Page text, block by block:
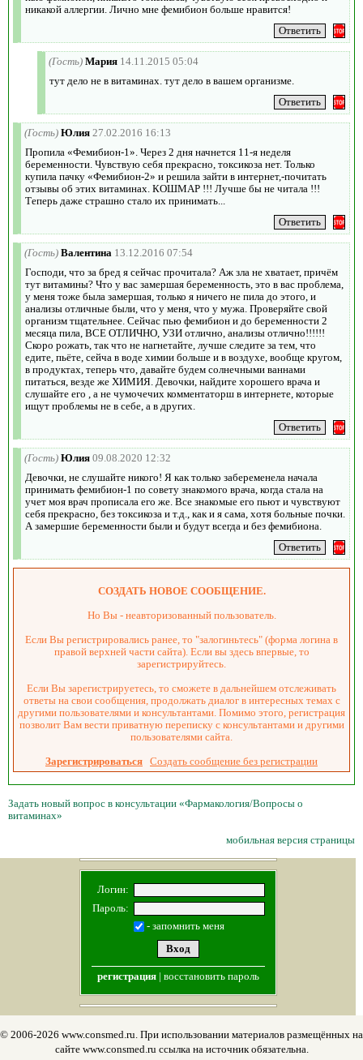
никакой аллергии. Лично мне фемибион больше нравится!
(Гость) Мария 14.11.2015 05:04
тут дело не в витаминах. тут дело в вашем организме.
(Гость) Юлия 27.02.2016 16:13
Пропила «Фемибион-1». Через 2 дня начнется 11-я неделя
беременности. Чувствую себя прекрасно, токсикоза нет. Только
купила пачку «Фемибион-2» и решила зайти в интернет,-почитать
отзывы об этих витаминах. КОШМАР !!! Лучше бы не читала !!!
Теперь даже страшно стало их принимать...
(Гость) Валентина 13.12.2016 07:54
Господи, что за бред я сейчас прочитала? Аж зла не хватает, причём
тут витамины? Что у вас замершая беременность, это в вас проблема,
у меня тоже была замершая, только я ничего не пила до этого, и
анализы отличные были, что у меня, что у мужа. Проверяйте свой
организм тщательнее. Сейчас пью фемибион и до беременности 2
месяца пила, ВСЕ ОТЛИЧНО, УЗИ отлично, анализы отлично!!!!!!
Скоро рожать, так что не нагнетайте, лучше следите за тем, что
едите, пьёте, сейча в воде химии больше и в воздухе, вообще кругом,
в продуктах, теперь что, давайте будем солнечными ваннами
питаться, везде же ХИМИЯ. Девочки, найдите хорошего врача и
слушайте его , а не чумочечих комментаторш в интернете, которые
ищут проблемы не в себе, а в других.
(Гость) Юлия 09.08.2020 12:32
Девочки, не слушайте никого! Я как только забеременела начала
принимать фемибион-1 по совету знакомого врача, когда стала на
учет моя врач прописала его же. Все знакомые его пьют и чувствуют
себя прекрасно, без токсикоза и т.д., как и я сама, хотя больные почки.
А замершие беременности были и будут всегда и без фемибиона.
СОЗДАТЬ НОВОЕ СООБЩЕНИЕ.
Но Вы - неавторизованный пользователь.
Если Вы регистрировались ранее, то "залогиньтесь" (форма логина в
правой верхней части сайта). Если вы здесь впервые, то
зарегистрируйтесь.
Если Вы зарегистрируетесь, то сможете в дальнейшем отслеживать
ответы на свои сообщения, продолжать диалог в интересных темах с
другими пользователями и консультантами. Помимо этого, регистрация
позволит Вам вести приватную переписку с консультантами и другими
пользователями сайта.
Зарегистрироваться Создать сообщение без регистрации
Задать новый вопрос в консультации «Фармакология/Вопросы о
витаминах»
мобильная версия страницы
Логин:
Пароль:
- запомнить меня
регистрация| восстановить пароль
© 2006-2026 www.consmed.ru. При использовании материалов размещённых на
сайте www.consmed.ru ссылка на источник обязательна.